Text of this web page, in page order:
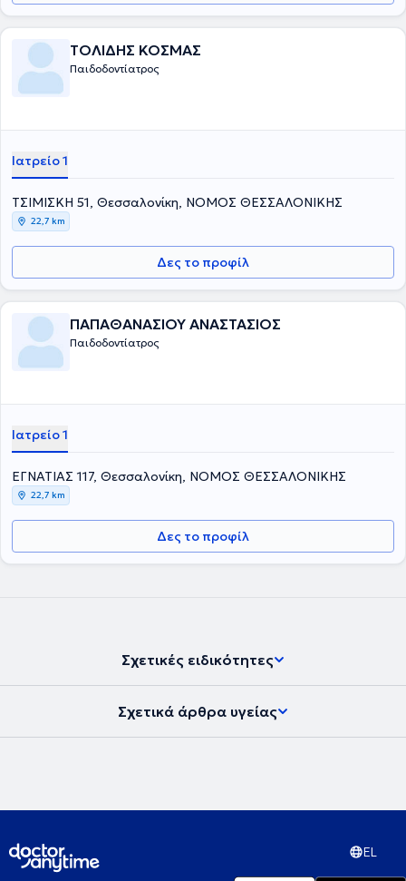
ΤΟΛΙΔΗΣ ΚΟΣΜΑΣ
Παιδοδοντίατρος
Ιατρείο 1
ΤΣΙΜΙΣΚΗ 51, Θεσσαλονίκη, ΝΟΜΟΣ ΘΕΣΣΑΛΟΝΙΚΗΣ
22,7 km
Δες το προφίλ
ΠΑΠΑΘΑΝΑΣΙΟΥ ΑΝΑΣΤΑΣΙΟΣ
Παιδοδοντίατρος
Ιατρείο 1
ΕΓΝΑΤΙΑΣ 117, Θεσσαλονίκη, ΝΟΜΟΣ ΘΕΣΣΑΛΟΝΙΚΗΣ
22,7 km
Δες το προφίλ
Σχετικές ειδικότητες
Σχετικά άρθρα υγείας
EL